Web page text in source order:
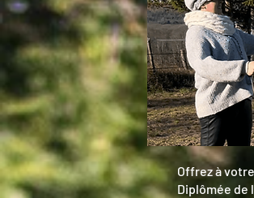
Offrez à
Diplômée de